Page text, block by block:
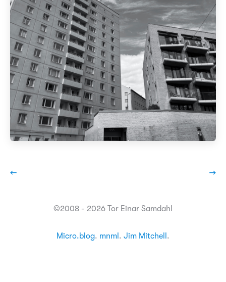
← →
©2008 - 2026 Tor Einar Samdahl
Micro.blog. mnml . Jim Mitchell .